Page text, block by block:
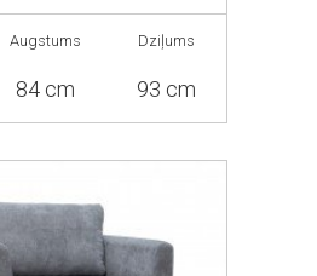
Augstums
84 cm
Dziļums
93 cm